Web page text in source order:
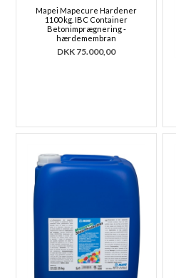
Mapei Mapecure Hardener
1100 kg. IBC Container
Betonimprægnering -
hærdemembran
DKK 75.000,00